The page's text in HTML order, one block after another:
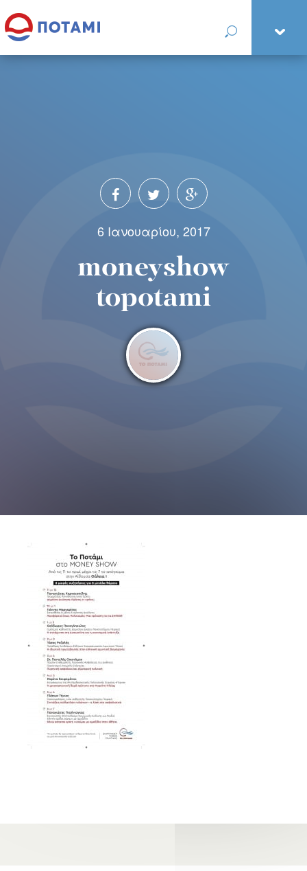
6 Ιανουαρίου, 2017
moneyshow
topotami